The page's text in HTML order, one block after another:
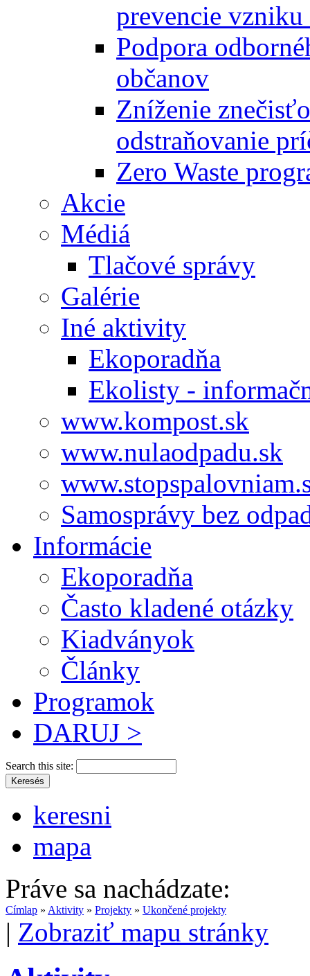
prevencie vzniku
Podpora
občanov
Zníženie
odstraňovanie
Zero Waste
Akcie
Médiá
Tlačové správy
Galérie
Iné aktivity
Ekoporadňa
Ekolisty -
www.kompost.sk
www.nulaodpadu.sk
Samosprávy bez
Informácie
Ekoporadňa
Často kladené otázky
Kiadványok
Články
Programok
DARUJ >
Search this site:
keresni
mapa
Práve sa nachádzate:
Címlap » Aktivity » Projekty » Ukončené projekty
| Zobraziť mapu stránky